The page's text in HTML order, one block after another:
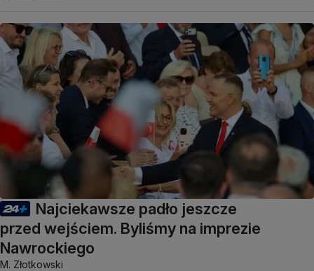
Najciekawsze padło jeszcze
przed wejściem. Byliśmy na imprezie
Nawrockiego
M. Złotkowski